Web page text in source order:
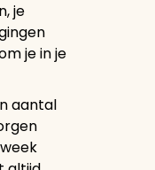
je
je in je
aantal